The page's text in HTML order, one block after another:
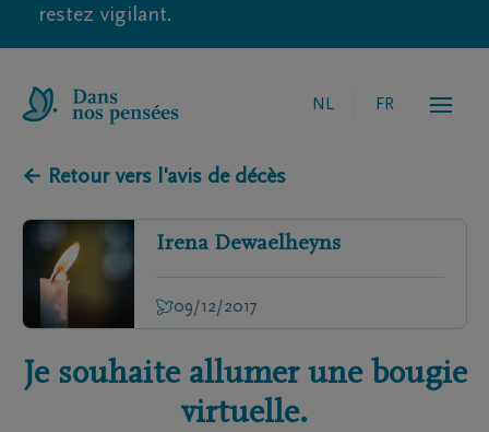
restez vigilant.
NL FR
← Retour vers l'avis de décès
Irena Dewaelheyns
09/12/2017
Je souhaite allumer une bougie
virtuelle.